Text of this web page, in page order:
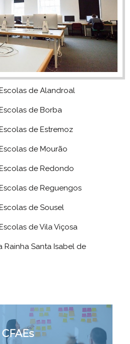
de Alandroal
de Borba
de Estremoz
de Mourão
de Redondo
de Reguengos
de Sousel
de Vila Viçosa
Rainha Santa Isabel de
CFAEs